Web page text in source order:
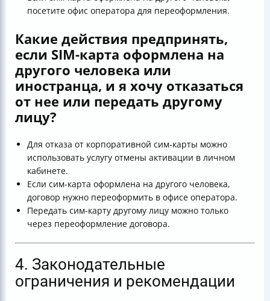
посетите офис оператора для переоформления.
Какие действия предпринять,
если SIM-карта оформлена на
другого человека или
иностранца, и я хочу отказаться
от нее или передать другому
лицу?
Для отказа от корпоративной сим-карты можно
использовать услугу отмены активации в личном
кабинете.
Если сим-карта оформлена на другого человека,
договор нужно переоформить в офисе оператора.
Передать сим-карту другому лицу можно только
через переоформление договора.
4. Законодательные
ограничения и рекомендации